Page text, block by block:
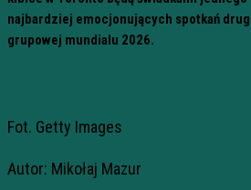
najbardziej emocjonujących spotkań
grupowej mundialu 2026.
Fot. Getty Images
Autor: Mikołaj Mazur